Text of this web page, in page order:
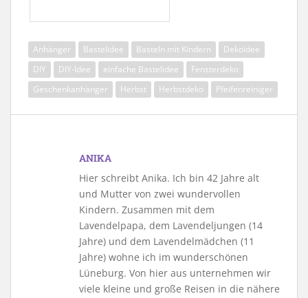
Anhänger Bastelidee Basteln mit Kindern
Dekoidee
DIY
DIY-Idee einfache Bastelidee
Fensterdeko
Geschenkanhänger
Herbst Herbstdeko Pfeifenreiniger
ANIKA
Hier schreibt Anika. Ich bin 42 Jahre alt
und Mutter von zwei wundervollen
Kindern. Zusammen mit dem
Lavendelpapa, dem Lavendeljungen (14
Jahre) und dem Lavendelmädchen (11
Jahre) wohne ich im wunderschönen
Lüneburg. Von hier aus unternehmen wir
viele kleine und große Reisen in die nähere